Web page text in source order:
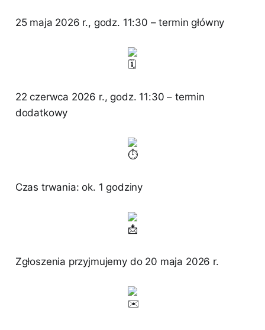
25 maja 2026 r., godz. 11:30 – termin główny
22 czerwca 2026 r., godz. 11:30 – termin
dodatkowy
Czas trwania: ok. 1 godziny
Zgłoszenia przyjmujemy do 20 maja 2026 r.